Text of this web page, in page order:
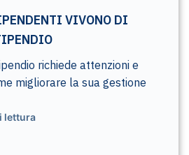
VIVONO DI
richiede attenzioni e
migliorare la sua gestione
lettura